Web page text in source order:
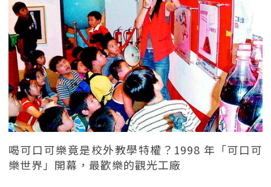
喝可口可樂竟是校外教學特權？1998 年「可口可
樂世界」開幕，最歡樂的觀光工廠